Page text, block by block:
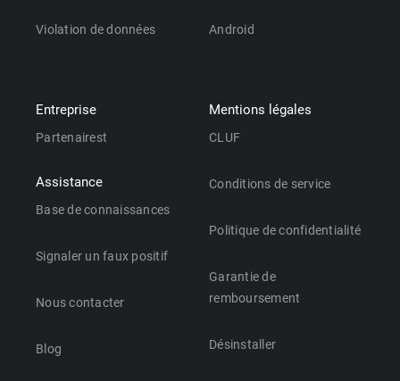
Violation de données Android
Entreprise
Partenairest
Assistance
Base de connaissances
Signaler un faux positif
Nous contacter
Blog
Mentions légales
CLUF
Conditions de service
Politique de confidentialité
Garantie de
remboursement
Désinstaller